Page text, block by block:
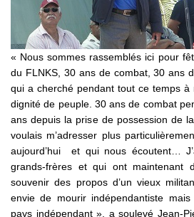
« Nous sommes rassemblés ici pour
du FLNKS, 30 ans de combat, 30 ans
qui a cherché pendant tout ce temps
dignité de peuple. 30 ans de combat
ans depuis la prise de possession de
voulais m’adresser plus
aujourd’hui et qui nous écoutent…
grands-frères et qui ont maintenant
souvenir des propos d’un vieux
envie de mourir indépendantiste
pays indépendant », a soulevé Jean-